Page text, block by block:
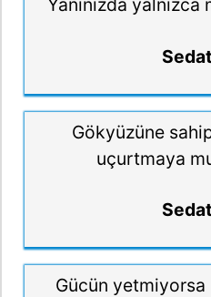
Yanınızda yalnızca
Gökyüzüne
uçurtmaya
Gücün yetmiyorsa